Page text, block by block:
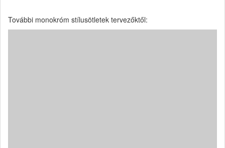
További monokróm stílusötletek tervezőktől: